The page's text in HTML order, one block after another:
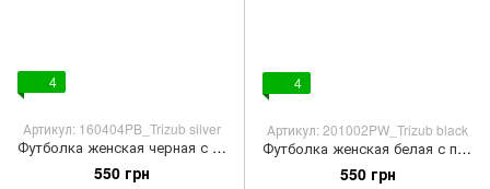
4
Артикул: 160404PB_Trizub silver
Футболка женская черная с принтом "Тризуб серебряный"
550 грн
4
Артикул: 201002PW_Trizub black
Футболка женская белая с принтом "Тризуб черный"
550 грн